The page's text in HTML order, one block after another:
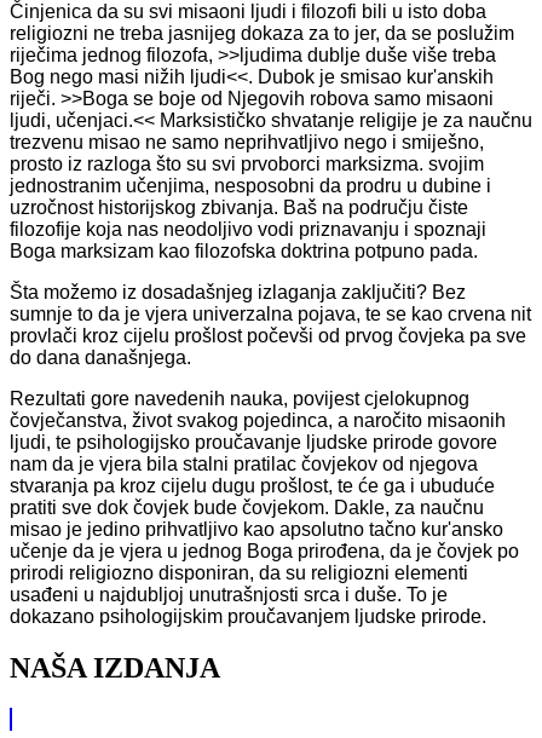
Činjenica da su svi misaoni ljudi i filozofi bili u isto doba
religiozni ne treba jasnijeg dokaza za to jer, da se poslužim
riječima jednog filozofa, >>ljudima dublje duše više treba
Bog nego masi nižih ljudi<<. Dubok je smisao kur'anskih
riječi. >>Boga se boje od Njegovih robova samo misaoni
ljudi, učenjaci.<< Marksističko shvatanje religije je za naučnu
trezvenu misao ne samo neprihvatljivo nego i smiješno,
prosto iz razloga što su svi prvoborci marksizma. svojim
jednostranim učenjima, nesposobni da prodru u dubine i
uzročnost historijskog zbivanja. Baš na području čiste
filozofije koja nas neodoljivo vodi priznavanju i spoznaji
Boga marksizam kao filozofska doktrina potpuno pada.
Šta možemo iz dosadašnjeg izlaganja zaključiti? Bez
sumnje to da je vjera univerzalna pojava, te se kao crvena nit
provlači kroz cijelu prošlost počevši od prvog čovjeka pa sve
do dana današnjega.
Rezultati gore navedenih nauka, povijest cjelokupnog
čovječanstva, život svakog pojedinca, a naročito misaonih
ljudi, te psihologijsko proučavanje ljudske prirode govore
nam da je vjera bila stalni pratilac čovjekov od njegova
stvaranja pa kroz cijelu dugu prošlost, te će ga i ubuduće
pratiti sve dok čovjek bude čovjekom. Dakle, za naučnu
misao je jedino prihvatljivo kao apsolutno tačno kur'ansko
učenje da je vjera u jednog Boga prirođena, da je čovjek po
prirodi religiozno disponiran, da su religiozni elementi
usađeni u najdubljoj unutrašnjosti srca i duše. To je
dokazano psihologijskim proučavanjem ljudske prirode.
NAŠA IZDANJA